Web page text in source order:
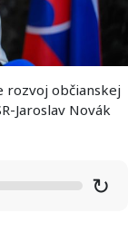
rozvoj občianskej
Jaroslav Novák
↻